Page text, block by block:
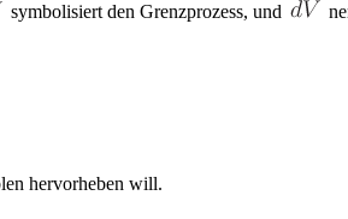
symbolisiert den Grenzprozess, und
hervorheben will.